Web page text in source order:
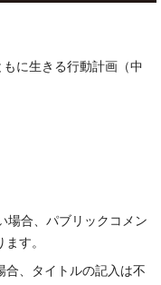
に生きる行動計画（中
場合、パブリックコメン
す。
、タイトルの記入は不